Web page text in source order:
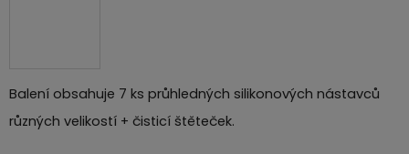
Balení obsahuje 7 ks průhledných silikonových nástavců
různých velikostí + čisticí štěteček.